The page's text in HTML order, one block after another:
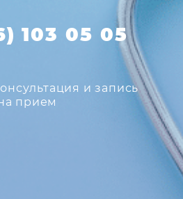
103 05 05
и запись
прием